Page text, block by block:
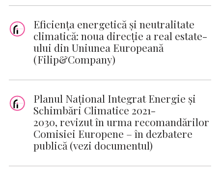
Eficiența energetică și neutralitate
climatică: noua direcție a real estate-
ului din Uniunea Europeană
(Filip&Company)
Planul Național Integrat Energie și
Schimbări Climatice 2021-
2030, revizut în urma recomandărilor
Comisiei Europene – în dezbatere
publică (vezi documentul)